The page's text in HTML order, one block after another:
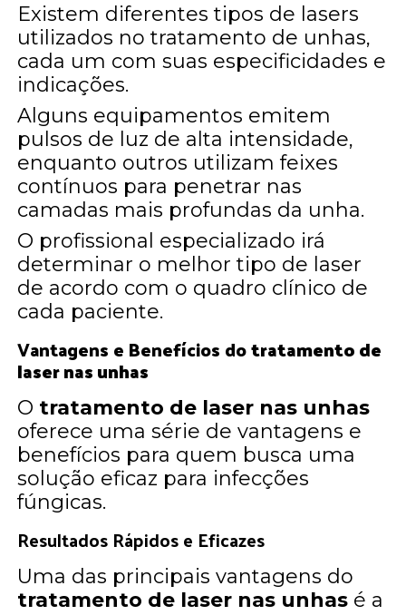
Existem diferentes tipos de lasers
utilizados no tratamento de unhas,
cada um com suas especificidades e
indicações.
Alguns equipamentos emitem
pulsos de luz de alta intensidade,
enquanto outros utilizam feixes
contínuos para penetrar nas
camadas mais profundas da unha.
O profissional especializado irá
determinar o melhor tipo de laser
de acordo com o quadro clínico de
cada paciente.
Vantagens e Benefícios dotratamento de
laser nas unhas
O tratamento de laser nas unhas
oferece uma série de vantagens e
benefícios para quem busca uma
solução eficaz para infecções
fúngicas.
Resultados Rápidos e Eficazes
Uma das principais vantagens do
tratamento de laser nas unhas é a